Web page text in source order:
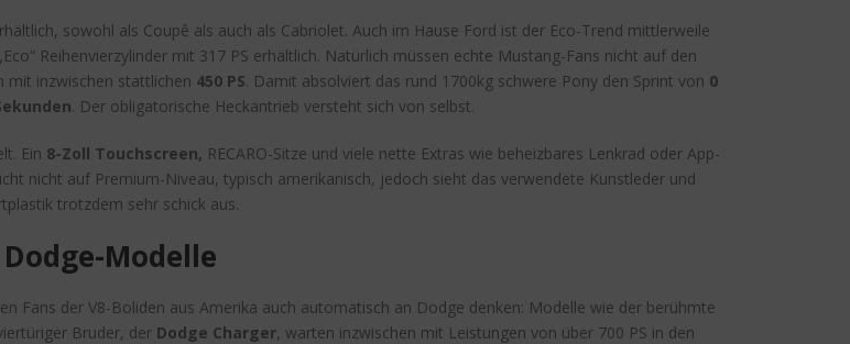
sowohl als Coupê als auch als Cabriolet. Auch im Hause Ford ist der Eco-Trend mittlerweile
Reihenvierzylinder mit 317 PS erhältlich. Natürlich müssen echte Mustang-Fans nicht auf den
mit inzwischen stattlichen 450 PS. Damit absolviert das rund 1700kg schwere Pony den Sprint von 0
. Der obligatorische Heckantrieb versteht sich von selbst.
Ein 8-Zoll Touchscreen, RECARO-Sitze und viele nette Extras wie beheizbares Lenkrad oder App-
nicht auf Premium-Niveau, typisch amerikanisch, jedoch sieht das verwendete Kunstleder und
trotzdem sehr schick aus.
Dodge-Modelle
Fans der V8-Boliden aus Amerika auch automatisch an Dodge denken: Modelle wie der berühmte
Bruder, der Dodge Charger, warten inzwischen mit Leistungen von über 700 PS in den